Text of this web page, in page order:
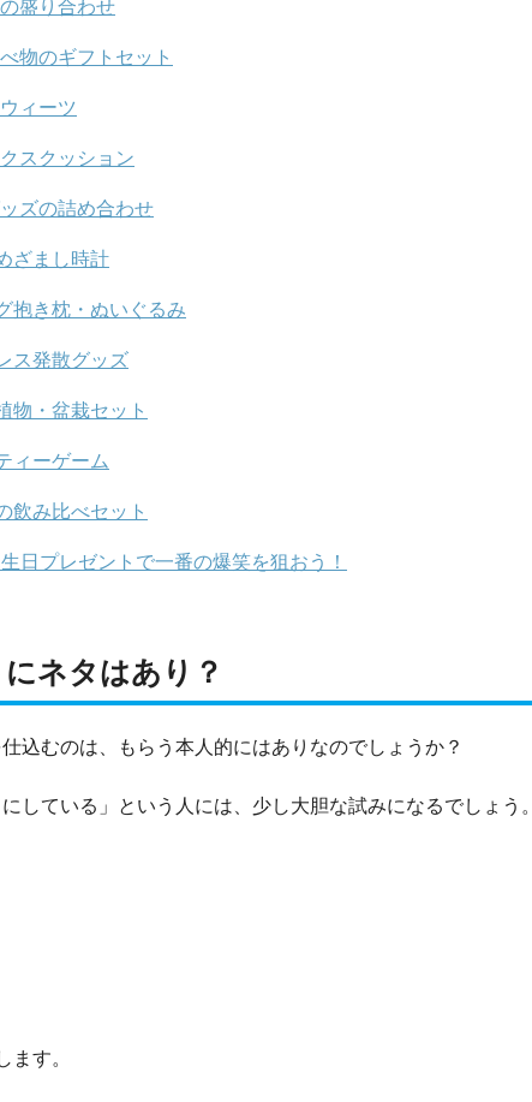
盛り合わせ
物のギフトセット
ィーツ
スクッション
ズの詰め合わせ
ざまし時計
抱き枕・ぬいぐるみ
ス発散グッズ
物・盆栽セット
ィーゲーム
飲み比べセット
日プレゼントで一番の爆笑を狙おう！
ネタはあり？
込むのは、もらう本人的にはありなのでしょうか？
している」という人には、少し大胆な試みになるでしょう。
ます。